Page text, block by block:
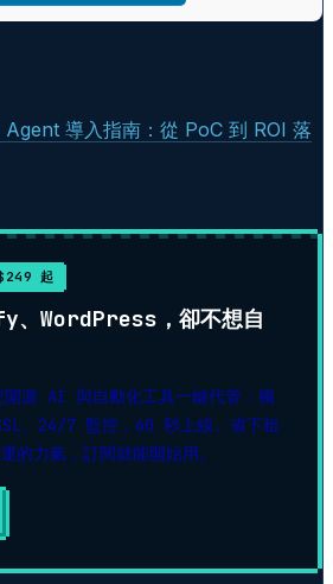
導入指南：從 PoC 到 ROI 落
起
WordPress，卻不想自
源 AI 與自動化工具一鍵代管：獨
、24/7 監控，60 秒上線。省下租
的力氣，訂閱就能開始用。